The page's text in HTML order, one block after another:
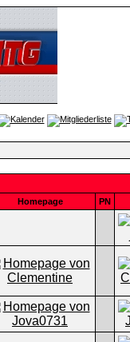
Homepage PN